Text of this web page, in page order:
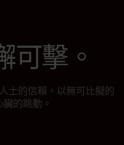
可擊。
士的信賴，以無可比擬的
的跳動。